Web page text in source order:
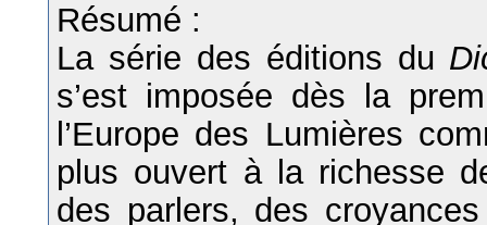
Résumé :
La série des éditions du
s’est imposée dès la
l’Europe des Lumières
plus ouvert à la richesse
des parlers, des